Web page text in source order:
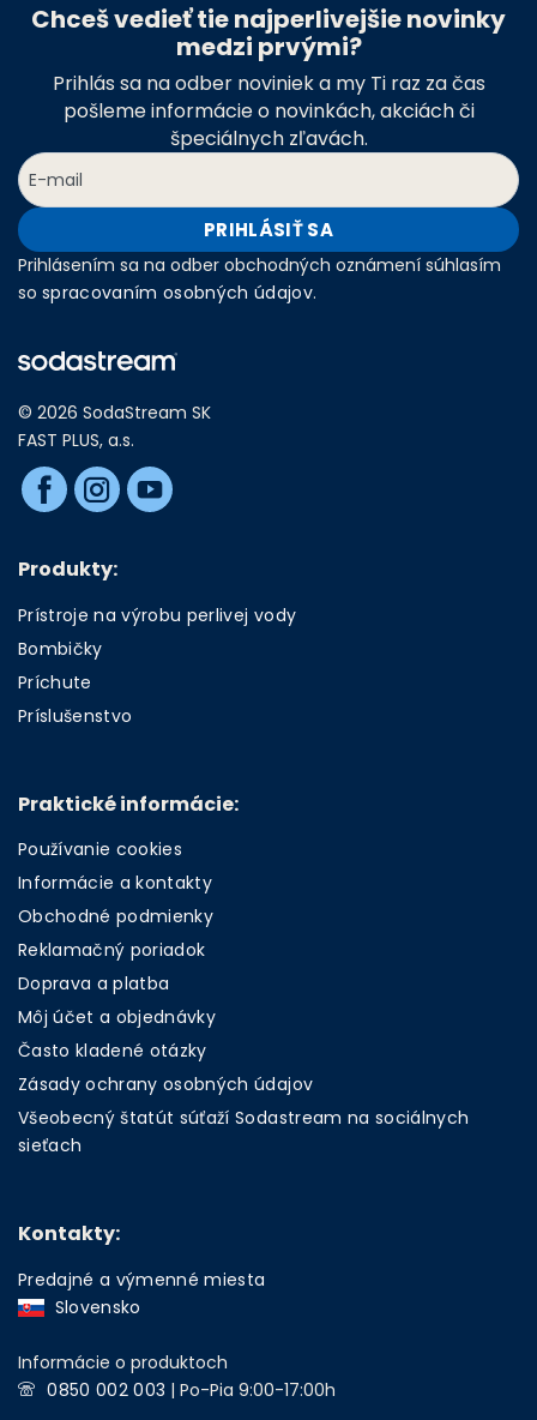
Chceš vedieť tie najperlivejšie novinky
medzi prvými?
Prihlás sa na odber noviniek a my Ti raz za čas
pošleme informácie o novinkách, akciách či
špeciálnych zľavách.
PRIHLÁSIŤ SA
Prihlásením sa na odber obchodných oznámení súhlasím
so spracovaním osobných údajov.
© 2026 SodaStream SK
FAST PLUS, a.s.
Produkty:
Prístroje na výrobu perlivej vody
Bombičky
Príchute
Príslušenstvo
Praktické informácie:
Používanie cookies
Informácie a kontakty
Obchodné podmienky
Reklamačný poriadok
Doprava a platba
Môj účet a objednávky
Často kladené otázky
Zásady ochrany osobných údajov
Všeobecný štatút súťaží Sodastream na sociálnych
sieťach
Kontakty:
Predajné a výmenné miesta
Slovensko
Informácie o produktoch
0850 002 003 | Po-Pia 9:00-17:00h